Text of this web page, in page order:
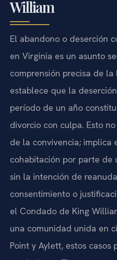
William
El abandono o deserción
en Virginia es un asunto
comprensión precisa de la
establece que la
período de un año
divorcio con culpa. Esto
de la convivencia; implica
cohabitación por parte de
sin la intención de
consentimiento o
el Condado de King
una comunidad unida en
Point y Aylett, estos